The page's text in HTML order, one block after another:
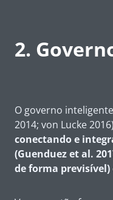
2.
O governo
2014; von Lucke
conectando e
(Guenduez et al.
de forma previsível)